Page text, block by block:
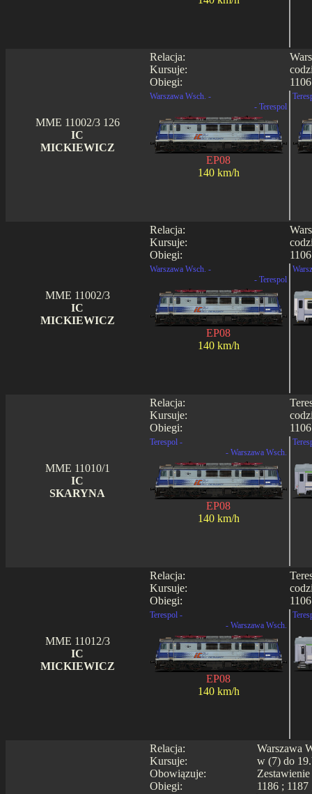
Relacja:
Kursuje:
Obiegi:
MME 11002/3 126
IC
MICKIEWICZ
Warszawa Wsch. -
- Terespol
EP08
140 km/h
Relacja:
Kursuje:
Obiegi:
MME 11002/3
IC
MICKIEWICZ
Warszawa Wsch. -
- Terespol
EP08
140 km/h
Relacja:
Kursuje:
Obiegi:
MME 11010/1
IC
SKARYNA
Terespol -
- Warszawa Wsch.
EP08
140 km/h
Relacja:
Kursuje:
Obiegi:
MME 11012/3
IC
MICKIEWICZ
Terespol -
- Warszawa Wsch.
EP08
140 km/h
Relacja:
Kursuje:
Obowiązuje:
Obiegi:
Warszawa
w (7) do
1186 ; 1187